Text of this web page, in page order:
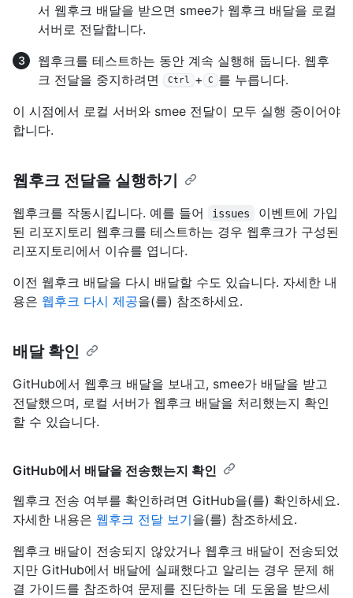
서 웹후크 배달을 받으면 smee가 웹후크 배달을 로컬
서버로 전달합니다.
웹후크를 테스트하는 동안 계속 실행해 둡니다. 웹후
크 전달을 중지하려면
Ctrl + C
를 누릅니다.
이 시점에서 로컬 서버와 smee 전달이 모두 실행 중이어야
합니다.
웹후크 전달을 실행하기
웹후크를 작동시킵니다. 예를 들어 issues
이벤트에 가입
된 리포지토리 웹후크를 테스트하는 경우 웹후크가 구성된
리포지토리에서 이슈를 엽니다.
이전 웹후크 배달을 다시 배달할 수도 있습니다. 자세한 내
용은 웹후크 다시 제공을(를) 참조하세요.
배달 확인
GitHub에서 웹후크 배달을 보내고, smee가 배달을 받고
전달했으며, 로컬 서버가 웹후크 배달을 처리했는지 확인
할 수 있습니다.
GitHub에서 배달을 전송했는지 확인
웹후크 전송 여부를 확인하려면 GitHub을(를) 확인하세요.
자세한 내용은 웹후크 전달 보기을(를) 참조하세요.
웹후크 배달이 전송되지 않았거나 웹후크 배달이 전송되었
지만 GitHub에서 배달에 실패했다고 알리는 경우 문제 해
결 가이드를 참조하여 문제를 진단하는 데 도움을 받으세